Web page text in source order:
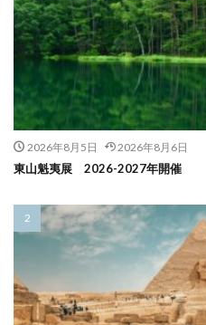
2026年8月5日 2026年8月6日
東山魁夷展 2026-2027年開催